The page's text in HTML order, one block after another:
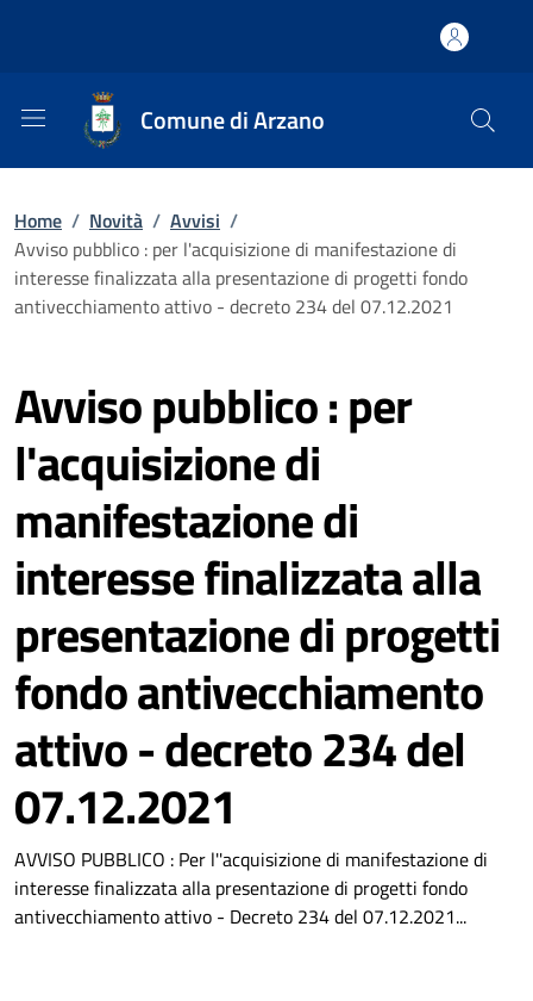
Comune di Arzano
Home / Novità / Avvisi /
Avviso pubblico : per l'acquisizione di manifestazione di
interesse finalizzata alla presentazione di progetti fondo
antivecchiamento attivo - decreto 234 del 07.12.2021
Avviso pubblico : per
l'acquisizione di
manifestazione di
interesse finalizzata alla
presentazione di progetti
fondo antivecchiamento
attivo - decreto 234 del
07.12.2021
AVVISO PUBBLICO : Per l''acquisizione di manifestazione di
interesse finalizzata alla presentazione di progetti fondo
antivecchiamento attivo - Decreto 234 del 07.12.2021...